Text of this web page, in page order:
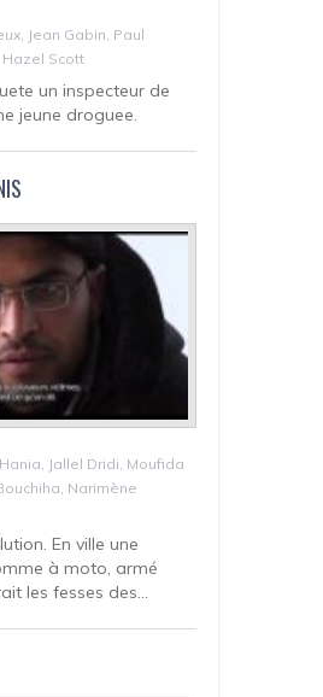
Jean Gabin, Paul
Hazel Scott
un inspecteur de
jeune droguee.
Jallel Dridi, Moufida
Narimène
En ville une
à moto, armé
les fesses des...